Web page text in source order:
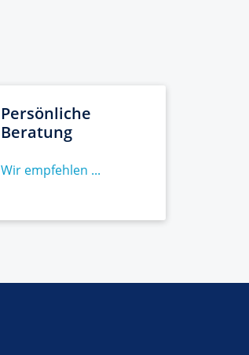
Persönliche
Beratung
Wir empfehlen ...